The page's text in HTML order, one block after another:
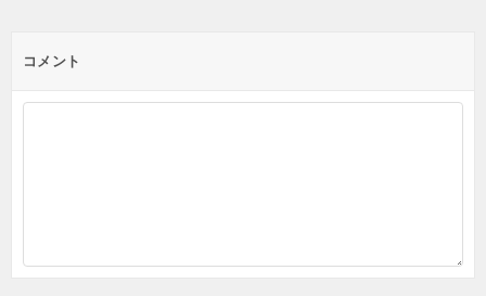
コメント